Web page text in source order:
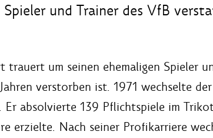
Spieler und Trainer des VfB
trauert um seinen ehemaligen Spieler
verstorben ist. 1971 wechselte
Er absolvierte 139 Pflichtspiele im
erzielte. Nach seiner Profikarriere